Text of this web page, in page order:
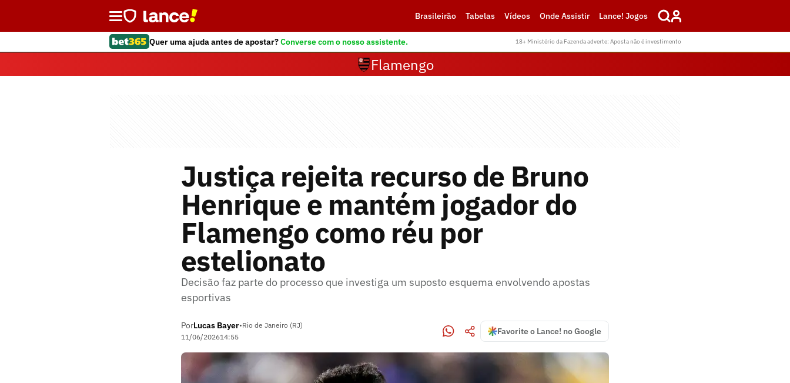
Brasileirão Tabelas Vídeos Onde Assistir Lance! Jogos
Quer uma ajuda antes de apostar?Converse com o nosso assistente. 18+ Ministério da Fazenda adverte: Aposta não é investimento
Flamengo
Justiça rejeita recurso de Bruno
Henrique e mantém jogador do
Flamengo como réu por
estelionato
Decisão faz parte do processo que investiga um suposto esquema envolvendo apostas
esportivas
PorLucas Bayer•Rio de Janeiro (RJ)
11/06/202614:55
Favorite o Lance! no Google